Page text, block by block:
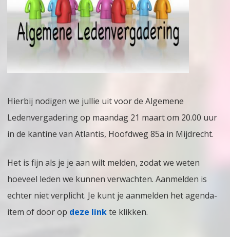
Hierbij nodigen we jullie uit voor de Algemene
Ledenvergadering op maandag 21 maart om 20.00 uur
in de kantine van Atlantis, Hoofdweg 85a in Mijdrecht.
Het is fijn als je je aan wilt melden, zodat we weten
hoeveel leden we kunnen verwachten. Aanmelden is
echter niet verplicht. Je kunt je aanmelden het agenda-
item of door op deze linkte klikken.